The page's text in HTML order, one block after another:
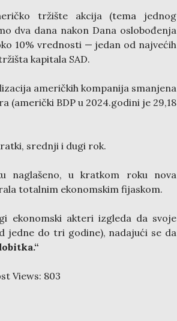
tržište akcija (tema jednog
dva dana nakon Dana oslobođenja
10% vrednosti — jedan od najvećih
kapitala SAD.
američkih kompanija smanjena
(američki BDP u 2024.godini je 29,18
srednji i dugi rok.
naglašeno, u kratkom roku nova
totalnim ekonomskim fijaskom.
ekonomski akteri izgleda da svoje
jedne do tri godine), nadajući se da
Views: 803